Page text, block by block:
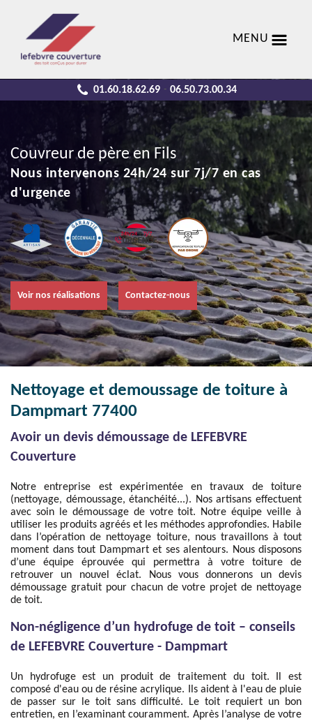
MENU
01.60.18.62.69 - 06.50.73.00.34
Couvreur de père en Fils
Nous intervenons 24h/24 sur 7j/7 en cas
d'urgence
Voir nos réalisations Contactez-nous
Nettoyage et demoussage de toiture à
Dampmart 77400
Avoir un devis démoussage de LEFEBVRE
Couverture
Notre entreprise est expérimentée en travaux de toiture
(nettoyage, démoussage, étanchéité...). Nos artisans effectuent
avec soin le démoussage de votre toit. Notre équipe veille à
utiliser les produits agréés et les méthodes approfondies. Habile
dans l’opération de nettoyage toiture, nous travaillons à tout
moment dans tout Dampmart et ses alentours. Nous disposons
d’une équipe éprouvée qui permettra à votre toiture de
retrouver un nouvel éclat. Nous vous donnerons un devis
démoussage gratuit pour chacun de votre projet de nettoyage
de toit.
Non-négligence d’un hydrofuge de toit – conseils
de LEFEBVRE Couverture - Dampmart
Un hydrofuge est un produit de traitement du toit. Il est
composé d'eau ou de résine acrylique. Ils aident à l'eau de pluie
de passer sur le toit sans difficulté. Le toit requiert un bon
entretien, en l’examinant couramment. Après l’analyse de votre